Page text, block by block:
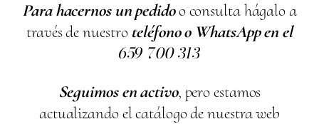
Para hacernos un pedidoo consulta hágalo a
través de nuestro teléfono o WhatsApp en el
659 700313
Seguimos en activo, pero estamos
actualizando el catálogo de nuestra web